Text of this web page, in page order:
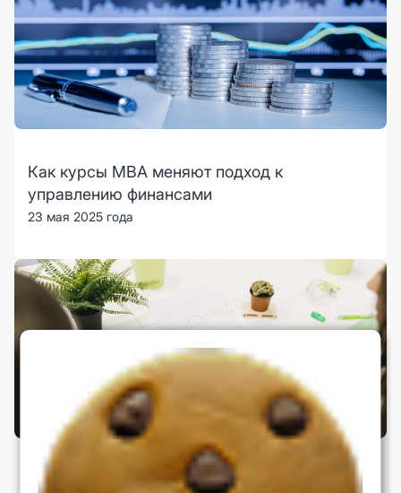
Как курсы MBA меняют подход к
управлению финансами
23 мая 2025 года
Школа MBA как экосистема для роста